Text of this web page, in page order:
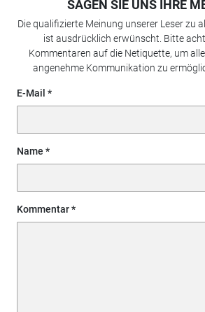
SAGEN SIE UNS IHRE
Die qualifizierte Meinung unserer Leser zu
ist ausdrücklich erwünscht. Bitte
Kommentaren auf die Netiquette, um
angenehme Kommunikation zu
E-Mail
Name
Kommentar